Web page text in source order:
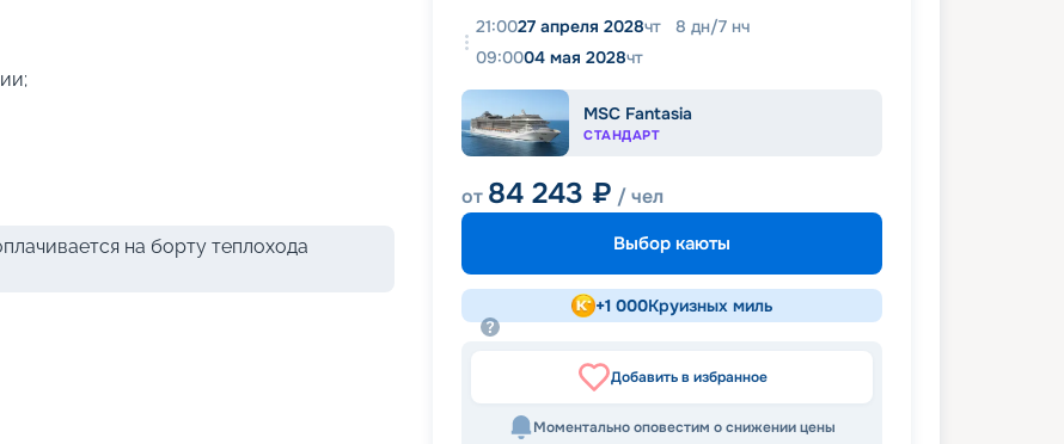
на борту теплохода
21:0027 апреля 2028чт 8 дн/7 нч
09:0004 мая 2028чт
MSC Fantasia
СТАНДАРТ
от 84 243 ₽ / чел
Выбор каюты
+1 000Круизных миль
Добавить в избранное
Моментально оповестим о снижении цены